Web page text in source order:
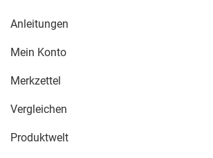
Anleitungen
Mein Konto
Merkzettel
Vergleichen
Produktwelt